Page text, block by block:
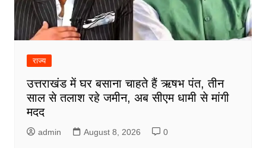
राज्य
उत्तराखंड में घर बसाना चाहते हैं ऋषभ पंत, तीन
साल से तलाश रहे जमीन, अब सीएम धामी से मांगी
मदद
admin August 8, 2026 0